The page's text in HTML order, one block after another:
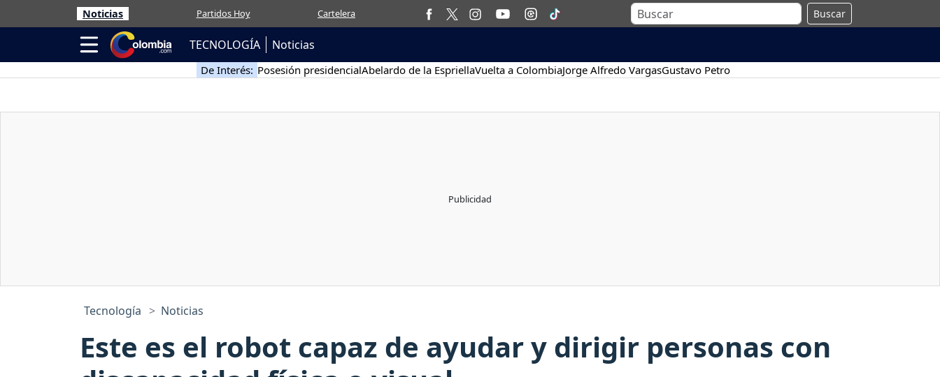
Noticias Partidos Hoy Cartelera Buscar
TECNOLOGÍA Noticias
De Interés: Posesión presidencialAbelardo de la EspriellaVuelta a ColombiaJorge Alfredo VargasGustavo Petro
Tecnología Noticias
Este es el robot capaz de ayudar y dirigir personas con